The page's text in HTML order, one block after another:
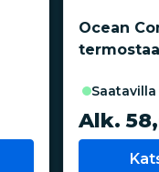
Ocean
saatavilla
Alk.